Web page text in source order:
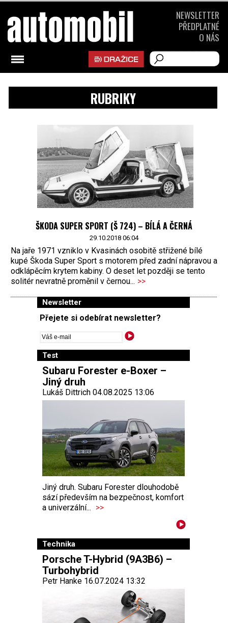
RUBRIKY
ŠKODA SUPER SPORT (Š 724) – BÍLÁ A ČERNÁ
29.10.2018 06:04
Na jaře 1971 vzniklo v Kvasinách osobitě střižené bílé
kupé Škoda Super Sport s motorem před zadní nápravou a
odklápěcím krytem kabiny. O deset let později se tento
solitér nevratně proměnil v černou... >>
Newsletter
Přejete si odebírat newsletter?
Test
Subaru Forester e-Boxer –
Jiný druh
Lukáš Dittrich 04.08.2025 13:06
Jiný druh. Subaru Forester dlouhodobě
sází především na bezpečnost, komfort
a univerzální... >>
Technika
Porsche T-Hybrid (9A3B6) –
Turbohybrid
Petr Hanke 16.07.2024 13:32
NEWSLETTER
PŘEDPLATNÉ
O NÁS